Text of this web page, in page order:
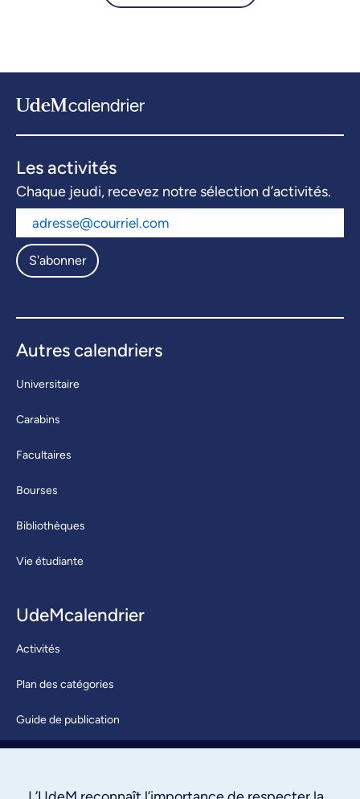
Les activités
Chaque jeudi, recevez notre sélection d’activités.
S'abonner
Autres calendriers
Universitaire
Carabins
Facultaires
Bourses
Bibliothèques
Vie étudiante
UdeMcalendrier
Activités
Plan des catégories
Guide de publication
À propos / Nous joindre